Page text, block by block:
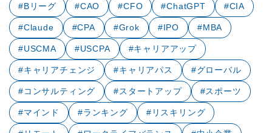
#Bリーグ #CAO #CFO #ChatGPT #CIA
#Claude #CPA #Grok #IPO #MBA
#USCMA #USCPA #キャリアアップ
#キャリアチェンジ #キャリアパス #グローバル
#コンサルティング #スタートアップ #スポーツ
#マインド #ランキング #リスキリング